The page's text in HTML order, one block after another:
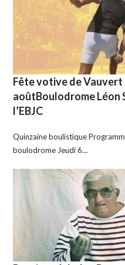
Fête votive de Vauvert
aoûtBoulodrome Léon
l’EBJC
Quinzaine boulistique
boulodrome Jeudi 6…